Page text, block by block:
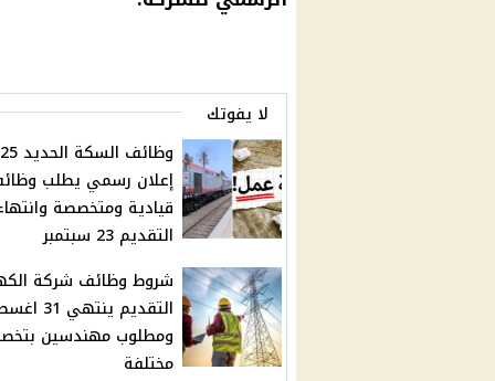
لا يفوتك
إعلان رسمي يطلب
قيادية ومتخصصة
التقديم 23 سبتمبر
شروط وظائف شركة
التقديم
ومطلوب مهندسين
مختلفة